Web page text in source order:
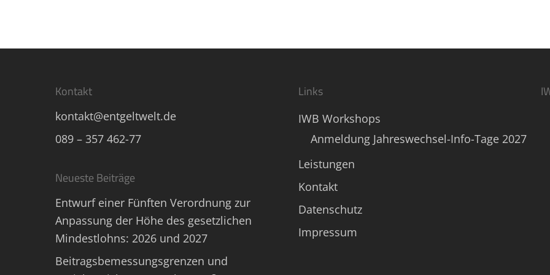
Kontakt
kontakt@entgeltwelt.de
089 – 357 462-77
Neueste Beiträge
Entwurf einer Fünften Verordnung zur
Anpassung der Höhe des gesetzlichen
Mindestlohns: 2026 und 2027
Beitragsbemessungsgrenzen und
Links
IWB Workshops
Anmeldung Jahreswechsel-Info-Tage 2027
Leistungen
Kontakt
Datenschutz
Impressum